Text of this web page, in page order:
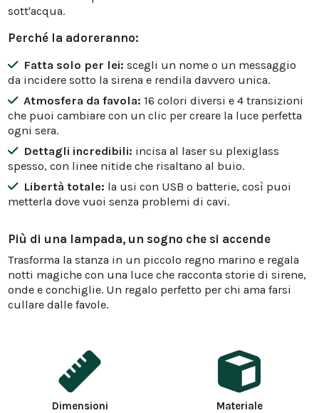
sott'acqua.
Perché la adoreranno:
Fatta solo per lei: scegli un nome o un messaggio
da incidere sotto la sirena e rendila davvero unica.
Atmosfera da favola: 16 colori diversi e 4 transizioni
che puoi cambiare con un clic per creare la luce perfetta
ogni sera.
Dettagli incredibili: incisa al laser su plexiglass
spesso, con linee nitide che risaltano al buio.
Libertà totale: la usi con USB o batterie, così puoi
metterla dove vuoi senza problemi di cavi.
Più di una lampada, un sogno che si accende
Trasforma la stanza in un piccolo regno marino e regala
notti magiche con una luce che racconta storie di sirene,
onde e conchiglie. Un regalo perfetto per chi ama farsi
cullare dalle favole.
Dimensioni Materiale